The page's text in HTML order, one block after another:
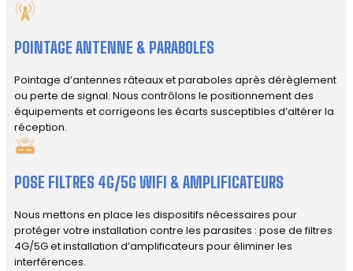
POINTAGE ANTENNE & PARABOLES
Pointage d’antennes râteaux et paraboles après dérèglement
ou perte de signal. Nous contrôlons le positionnement des
équipements et corrigeons les écarts susceptibles d’altérer la
réception.
POSE FILTRES 4G/5G WIFI & AMPLIFICATEURS
Nous mettons en place les dispositifs nécessaires pour
protéger votre installation contre les parasites : pose de filtres
4G/5G et installation d’amplificateurs pour éliminer les
interférences.